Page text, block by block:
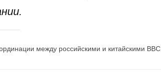
между российскими и китайскими ВВС,